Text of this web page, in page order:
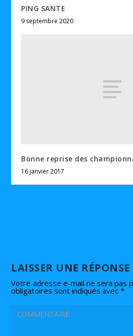
PING SANTE
9 septembre 2020
Bonne reprise des
16 janvier 2017
LAISSER UNE RÉPONSE
Votre adresse e-mail ne sera pas
obligatoires sont indiqués avec*